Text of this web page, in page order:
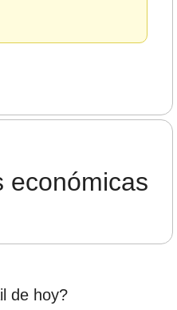
económicas
de hoy?